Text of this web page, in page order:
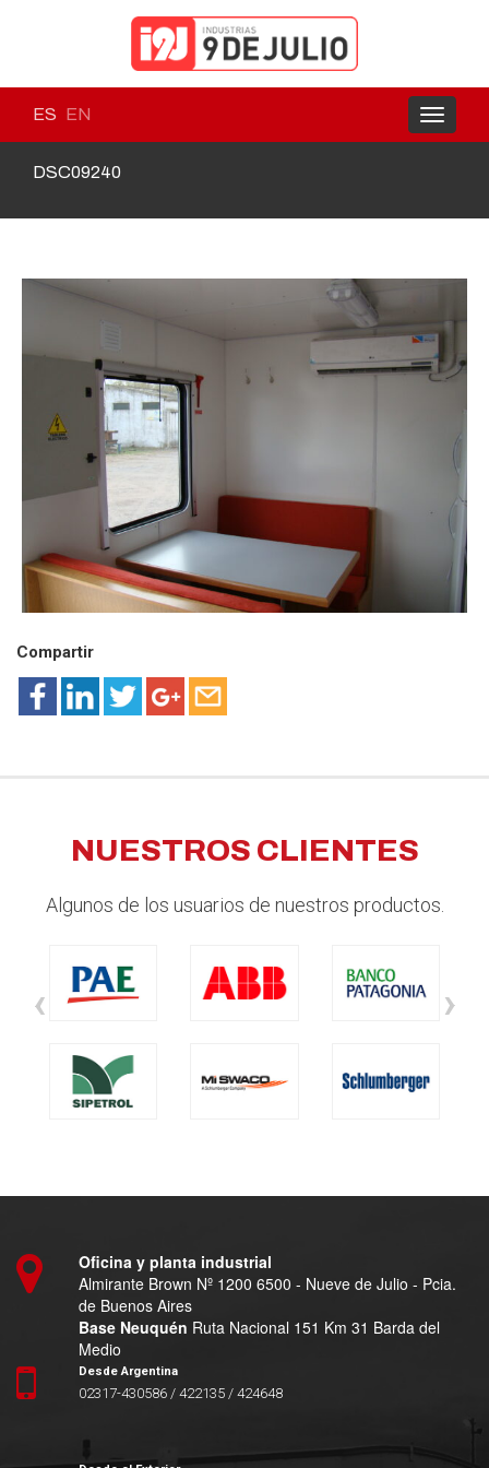
ES EN
Toggle
DSC09240
Compartir
NUESTROS CLIENTES
Algunos de los usuarios de nuestros productos.
‹ ›
Oficina y planta industrial
Almirante Brown Nº 1200 6500 - Nueve de Julio - Pcia.
de Buenos Aires
Base Neuquén Ruta Nacional 151 Km 31 Barda del
Medio
Desde Argentina
02317-430586 / 422135 / 424648